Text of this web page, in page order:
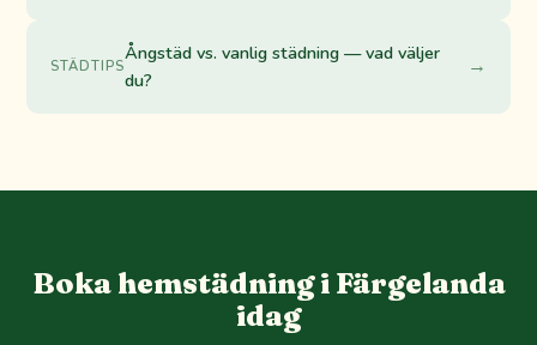
STÄDTIPS
Ångstäd vs. vanlig städning — vad väljer
du?
→
Boka hemstädning i Färgelanda
idag